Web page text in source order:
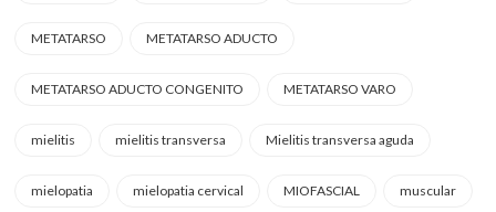
METATARSO METATARSO ADUCTO
METATARSO ADUCTO CONGENITO METATARSO VARO
mielitis mielitis transversa Mielitis transversa aguda
mielopatia mielopatia cervical MIOFASCIAL muscular